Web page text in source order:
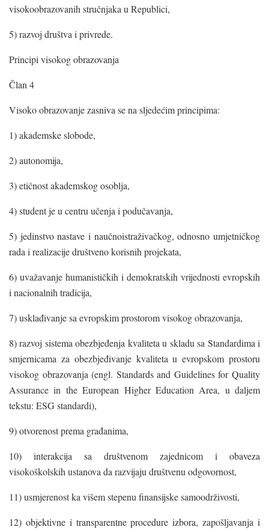
visokoobrazovanih stručnjaka u Republici,
5) razvoj društva i privrede.
Principi visokog obrazovanja
Član 4
Visoko obrazovanje zasniva se na sljedećim principima:
1) akademske slobode,
2) autonomija,
3) etičnost akademskog osoblja,
4) student je u centru učenja i podučavanja,
5) jedinstvo nastave i naučnoistraživačkog, odnosno umjetničkog
rada i realizacije društveno korisnih projekata,
6) uvažavanje humanističkih i demokratskih vrijednosti evropskih
i nacionalnih tradicija,
7) usklađivanje sa evropskim prostorom visokog obrazovanja,
8) razvoj sistema obezbjeđenja kvaliteta u skladu sa Standardima i
smjernicama za obezbjeđivanje kvaliteta u evropskom prostoru
visokog obrazovanja (engl. Standards and Guidelines for Quality
Assurance in the European Higher Education Area, u daljem
tekstu: ESG standardi),
9) otvorenost prema građanima,
10) interakcija sa društvenom zajednicom i obaveza
visokoškolskih ustanova da razvijaju društvenu odgovornost,
11) usmjerenost ka višem stepenu finansijske samoodrživosti,
12) objektivne i transparentne procedure izbora, zapošljavanja i